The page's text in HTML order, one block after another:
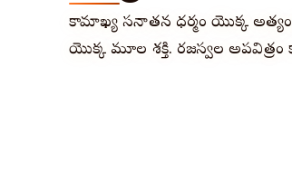
కామాఖ్య సనాతన ధర్మం యొక్క అత్యంత
యొక్క మూల శక్తి. రజస్వల అపవిత్రం